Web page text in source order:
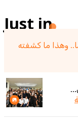
Just in
وهذا ما كشفته